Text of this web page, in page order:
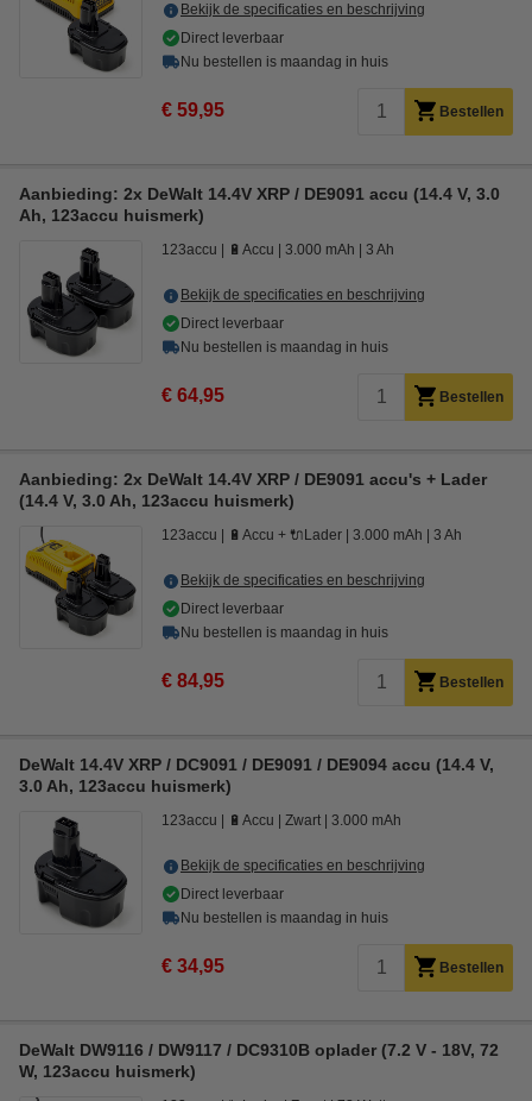
Bekijk de specificaties en beschrijving
Direct leverbaar
Nu bestellen is maandag in huis
€ 59,95 Bestellen
Aanbieding: 2x DeWalt 14.4V XRP / DE9091 accu (14.4 V, 3.0
Ah, 123accu huismerk)
123accu 🔋Accu 3.000 mAh 3 Ah
Bekijk de specificaties en beschrijving
Direct leverbaar
Nu bestellen is maandag in huis
€ 64,95 Bestellen
Aanbieding: 2x DeWalt 14.4V XRP / DE9091 accu's + Lader
(14.4 V, 3.0 Ah, 123accu huismerk)
123accu 🔋Accu + 🔌Lader 3.000 mAh 3 Ah
Bekijk de specificaties en beschrijving
Direct leverbaar
Nu bestellen is maandag in huis
€ 84,95 Bestellen
DeWalt 14.4V XRP / DC9091 / DE9091 / DE9094 accu (14.4 V,
3.0 Ah, 123accu huismerk)
123accu 🔋Accu Zwart 3.000 mAh
Bekijk de specificaties en beschrijving
Direct leverbaar
Nu bestellen is maandag in huis
€ 34,95 Bestellen
DeWalt DW9116 / DW9117 / DC9310B oplader (7.2 V - 18V, 72
W, 123accu huismerk)